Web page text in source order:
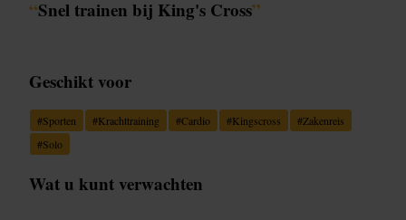
“Snel trainen bij King's Cross”
Geschikt voor
#Sporten #Krachttraining #Cardio #Kingscross #Zakenreis
#Solo
Wat u kunt verwachten